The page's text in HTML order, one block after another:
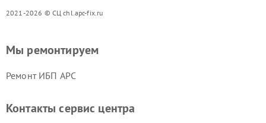
2021-2026 © СЦ chl.apc-fix.ru
Мы ремонтируем
Ремонт ИБП APC
Контакты сервис центра